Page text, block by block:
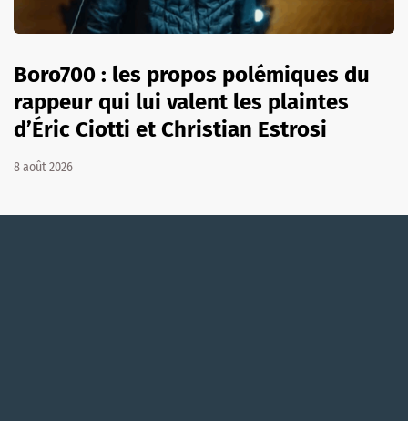
Boro700 : les propos polémiques du
rappeur qui lui valent les plaintes
d’Éric Ciotti et Christian Estrosi
8 août 2026